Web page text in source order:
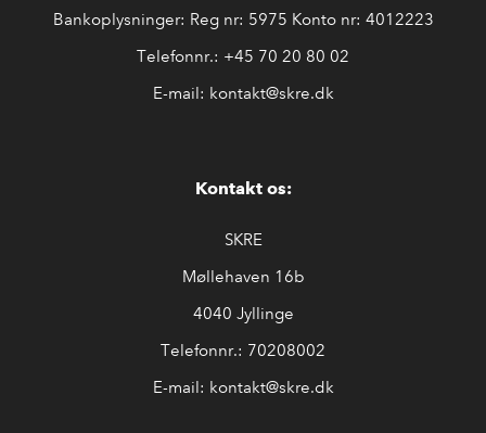
Bankoplysninger: Reg nr: 5975 Konto nr: 4012223
Telefonnr.: +45 70 20 80 02
E-mail: kontakt@skre.dk
Kontakt os:
SKRE
Møllehaven 16b
4040 Jyllinge
Telefonnr.: 70208002
E-mail: kontakt@skre.dk